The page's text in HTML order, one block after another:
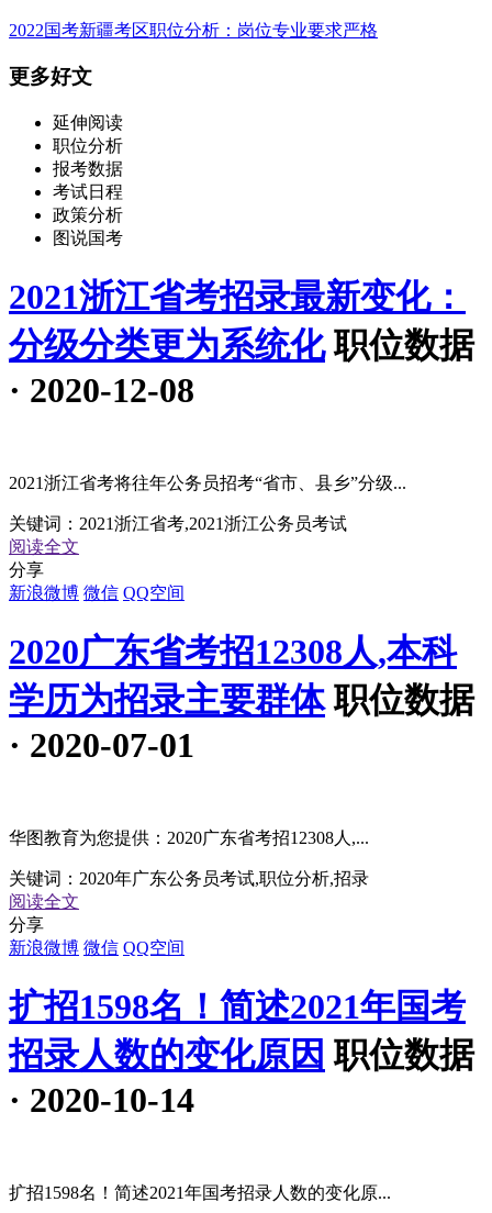
2022国考新疆考区职位分析：岗位专业要求严格
更多好文
延伸阅读
职位分析
报考数据
考试日程
政策分析
图说国考
2021浙江省考招录最新变化：
分级分类更为系统化 职位数据
· 2020-12-08
2021浙江省考将往年公务员招考“省市、县乡”分级...
关键词： 2021浙江省考,2021浙江公务员考试
阅读全文
分享
新浪微博 微信 QQ空间
2020广东省考招12308人,本科
学历为招录主要群体 职位数据
· 2020-07-01
华图教育为您提供：2020广东省考招12308人,...
关键词： 2020年广东公务员考试,职位分析,招录
阅读全文
分享
新浪微博 微信 QQ空间
扩招1598名！简述2021年国考
招录人数的变化原因 职位数据
· 2020-10-14
扩招1598名！简述2021年国考招录人数的变化原...